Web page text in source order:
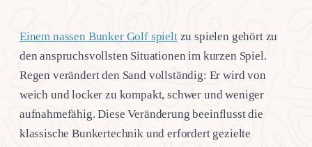
Einem nassen Bunker Golf spieltzu spielen gehört zu
den anspruchsvollsten Situationen im kurzen Spiel.
Regen verändert den Sand vollständig: Er wird von
weich und locker zu kompakt, schwer und weniger
aufnahmefähig. Diese Veränderung beeinflusst die
klassische Bunkertechnik und erfordert gezielte